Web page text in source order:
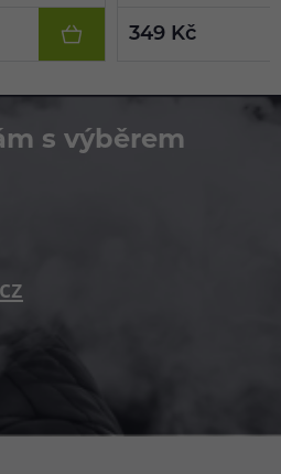
349 Kč
s výběrem